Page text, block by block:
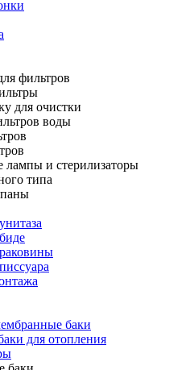
фильтров
для очистки
воды
лампы и стерилизаторы
типа
баки
для отопления